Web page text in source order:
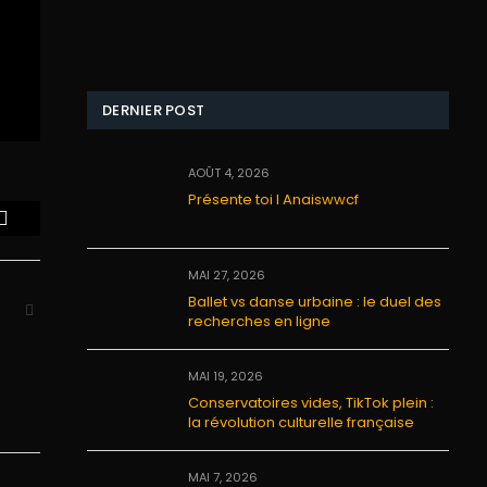
DERNIER POST
AOÛT 4, 2026
Présente toi I Anaiswwcf
MAI 27, 2026
Ballet vs danse urbaine : le duel des
recherches en ligne
MAI 19, 2026
Conservatoires vides, TikTok plein :
la révolution culturelle française
MAI 7, 2026